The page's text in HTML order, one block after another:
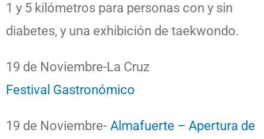
1 y 5 kilómetros para personas con y sin
diabetes, y una exhibición de taekwondo.
19 de Noviembre-La Cruz
Festival Gastronómico
19 de Noviembre- Almafuerte – Apertura de